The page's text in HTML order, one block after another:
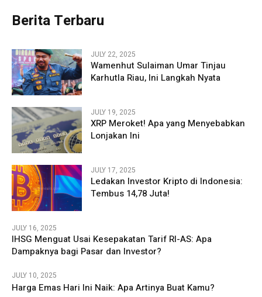
Berita Terbaru
JULY 22, 2025
Wamenhut Sulaiman Umar Tinjau
Karhutla Riau, Ini Langkah Nyata
JULY 19, 2025
XRP Meroket! Apa yang Menyebabkan
Lonjakan Ini
JULY 17, 2025
Ledakan Investor Kripto di Indonesia:
Tembus 14,78 Juta!
JULY 16, 2025
IHSG Menguat Usai Kesepakatan Tarif RI-AS: Apa
Dampaknya bagi Pasar dan Investor?
JULY 10, 2025
Harga Emas Hari Ini Naik: Apa Artinya Buat Kamu?